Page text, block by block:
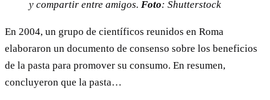
y compartir entre amigos. Foto: Shutterstock
En 2004, un grupo de científicos reunidos en Roma
elaboraron un documento de consenso sobre los beneficios
de la pasta para promover su consumo. En resumen,
concluyeron que la pasta…